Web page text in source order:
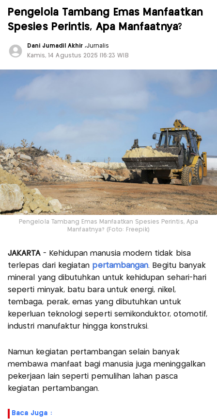
Pengelola Tambang Emas Manfaatkan
Spesies Perintis, Apa Manfaatnya?
Dani Jumadil Akhir ,Jurnalis
Kamis, 14 Agustus 2025 |16:23 WIB
Pengelola Tambang Emas Manfaatkan Spesies Perintis, Apa
Manfaatnya? (Foto: Freepik)
JAKARTA - Kehidupan manusia modern tidak bisa
terlepas dari kegiatan pertambangan. Begitu banyak
mineral yang dibutuhkan untuk kehidupan sehari-hari
seperti minyak, batu bara untuk energi, nikel,
tembaga, perak, emas yang dibutuhkan untuk
keperluan teknologi seperti semikonduktor, otomotif,
industri manufaktur hingga konstruksi.
Namun kegiatan pertambangan selain banyak
membawa manfaat bagi manusia juga meninggalkan
pekerjaan lain seperti pemulihan lahan pasca
kegiatan pertambangan.
Baca Juga :